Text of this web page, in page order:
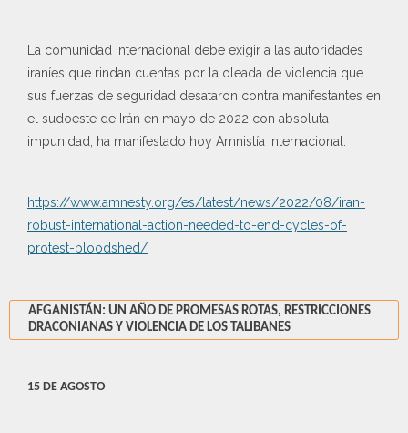
La comunidad internacional debe exigir a las autoridades
iraníes que rindan cuentas por la oleada de violencia que
sus fuerzas de seguridad desataron contra manifestantes en
el sudoeste de Irán en mayo de 2022 con absoluta
impunidad, ha manifestado hoy Amnistía Internacional.
https://www.amnesty.org/es/latest/news/2022/08/iran-
robust-international-action-needed-to-end-cycles-of-
protest-bloodshed/
AFGANISTÁN: UN AÑO DE PROMESAS ROTAS, RESTRICCIONES
DRACONIANAS Y VIOLENCIA DE LOS TALIBANES
15 DE AGOSTO